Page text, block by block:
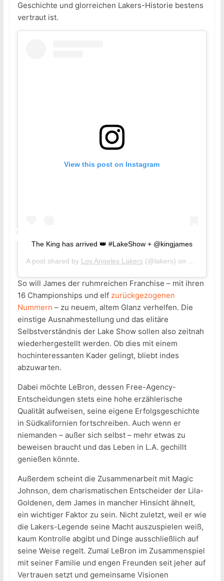
Geschichte und glorreichen Lakers-Historie bestens
vertraut ist.
View this post on Instagram
The King has arrived 👑 #LakeShow + @kingjames
A post shared by Los Angeles Lakers (@lakers) on
So will James der ruhmreichen Franchise – mit ihren
16 Championships und elf zurückgezogenen
Nummern – zu neuem, altem Glanz verhelfen. Die
einstige Ausnahmestellung und das elitäre
Selbstverständnis der Lake Show sollen also zeitnah
wiederhergestellt werden. Ob dies mit einem
hochinteressanten Kader gelingt, bliebt indes
abzuwarten.
Dabei möchte LeBron, dessen Free-Agency-
Entscheidungen stets eine hohe erzählerische
Qualität aufweisen, seine eigene Erfolgsgeschichte
in Südkalifornien fortschreiben. Auch wenn er
niemanden – außer sich selbst – mehr etwas zu
beweisen braucht und das Leben in L.A. gechillt
genießen könnte.
Außerdem scheint die Zusammenarbeit mit Magic
Johnson, dem charismatischen Entscheider der Lila-
Goldenen, dem James in mancher Hinsicht ähnelt,
ein wichtiger Faktor zu sein. Nicht zuletzt, weil er wie
die Lakers-Legende seine Macht auszuspielen weiß,
kaum Kontrolle abgibt und Dinge ausschließlich auf
seine Weise regelt. Zumal LeBron im Zusammenspiel
mit seiner Familie und engen Freunden seit jeher auf
Vertrauen setzt und gemeinsame Visionen